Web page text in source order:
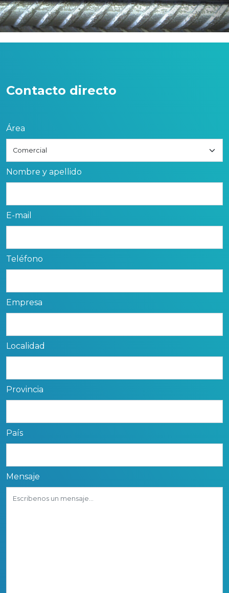
Contacto directo
Área
Nombre y apellido
E-mail
Teléfono
Empresa
Localidad
Provincia
País
Mensaje